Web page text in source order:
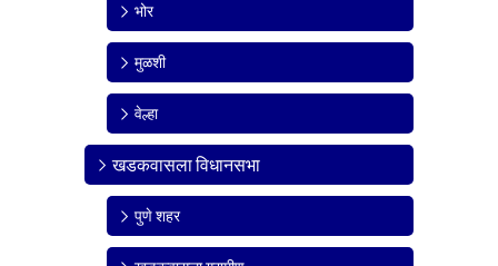
भोर
मुळशी
वेल्हा
खडकवासला विधानसभा
पुणे शहर